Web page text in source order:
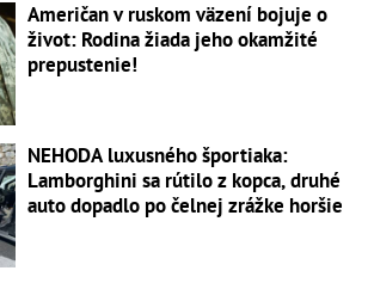
Američan v ruskom väzení bojuje o
život: Rodina žiada jeho okamžité
prepustenie!
NEHODA luxusného športiaka:
Lamborghini sa rútilo z kopca, druhé
auto dopadlo po čelnej zrážke horšie